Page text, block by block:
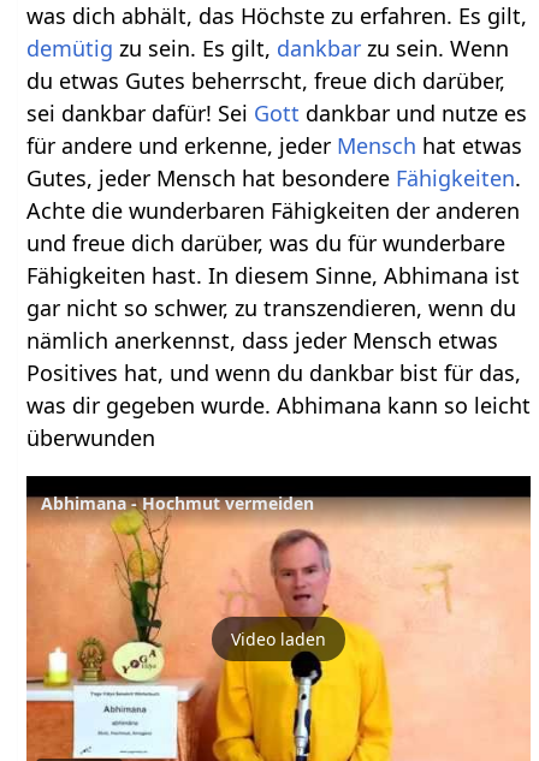
was dich abhält, das Höchste zu erfahren. Es gilt,
demütig zu sein. Es gilt, dankbar zu sein. Wenn
du etwas Gutes beherrscht, freue dich darüber,
sei dankbar dafür! Sei Gott dankbar und nutze es
für andere und erkenne, jeder Mensch hat etwas
Gutes, jeder Mensch hat besondere Fähigkeiten.
Achte die wunderbaren Fähigkeiten der anderen
und freue dich darüber, was du für wunderbare
Fähigkeiten hast. In diesem Sinne, Abhimana ist
gar nicht so schwer, zu transzendieren, wenn du
nämlich anerkennst, dass jeder Mensch etwas
Positives hat, und wenn du dankbar bist für das,
was dir gegeben wurde. Abhimana kann so leicht
überwunden
Abhimana - Hochmut vermeiden
Video laden